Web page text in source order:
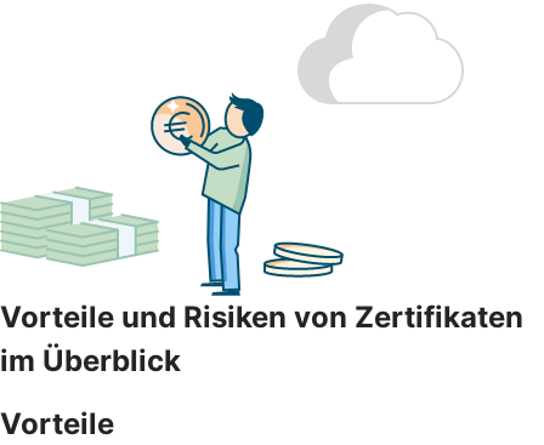
Vorteile und Risiken von Zertifikaten
im Überblick
Vorteile